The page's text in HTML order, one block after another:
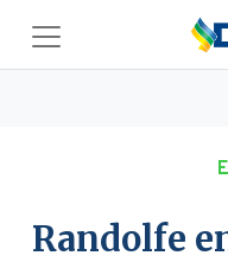
Randolfe